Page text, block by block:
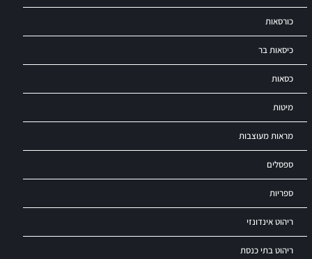
כורסאות
כיסאות בר
כסאות
מיטות
מראות מעוצבות
ספסלים
ספריות
ריהוט אינדונזי
ריהוט בתי כנסת